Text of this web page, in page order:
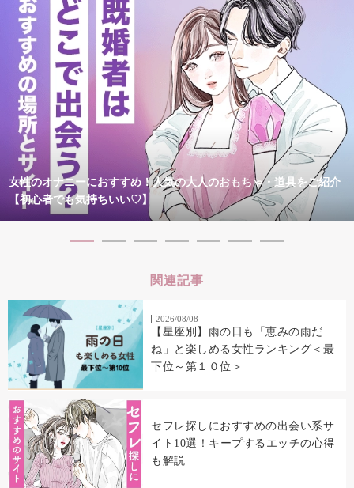
女性のオナニーにおすすめ！人気の大人のおもちゃ・道具をご紹介
【初心者でも気持ちいい♡】
関連記事
2026/08/08
【星座別】雨の日も「恵みの雨だ
ね」と楽しめる女性ランキング＜最
下位～第１０位＞
セフレ探しにおすすめの出会い系サ
イト10選！キープするエッチの心得
も解説